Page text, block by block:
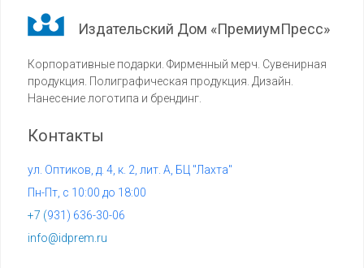
Издательский Дом «ПремиумПресс»
Корпоративные подарки. Фирменный мерч. Сувенирная
продукция. Полиграфическая продукция. Дизайн.
Нанесение логотипа и брендинг.
info@idprem.ru
Контакты
+7 (931) 636-30-06
ул. Оптиков, д. 4, к. 2, лит. А, БЦ "Лахта"
Пн-Пт, с 10:00 до 18:00